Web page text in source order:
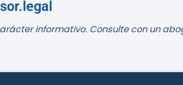
informativo. Consulte con un